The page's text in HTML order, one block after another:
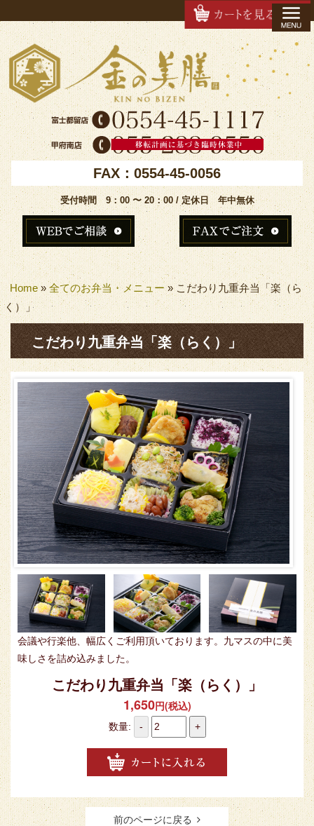
FAX：0554-45-0056
受付時間 9：00 〜 20：00 / 定休日 年中無休
Home» 全てのお弁当・メニュー»こだわり九重弁当「楽（ら
く）」
こだわり九重弁当「楽（らく）」
会議や行楽他、幅広くご利用頂いております。九マスの中に美
味しさを詰め込みました。
こだわり九重弁当「楽（らく）」
1,650円(税込)
数量: - +
前のページに戻る